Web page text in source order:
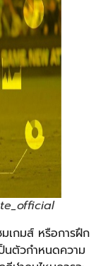
มเกมส์ หรือการฝึก
นตัวกำหนดความ